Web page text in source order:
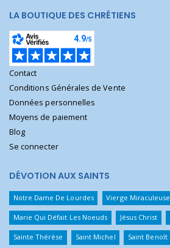
LA BOUTIQUE DES CHRÉTIENS
Contact
Conditions Générales de Vente
Données personnelles
Moyens de paiement
Blog
Se connecter
DÉVOTION AUX SAINTS
Notre Dame De Lourdes Vierge Miraculeuse
Marie Qui Défait Les Noeuds Jésus Christ
Sainte Thérèse Saint Michel Saint Benoît